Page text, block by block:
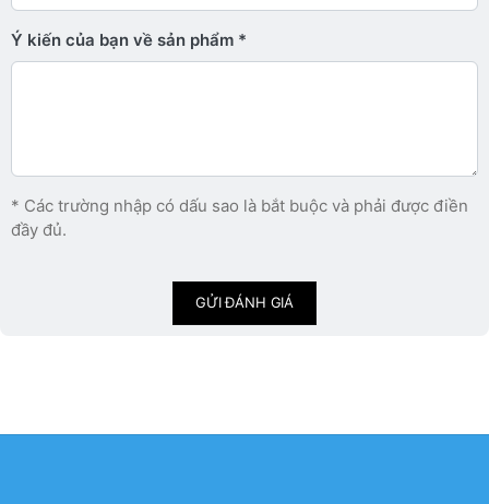
Ý kiến ​​của bạn về sản phẩm
* Các trường nhập có dấu sao là bắt buộc và phải được điền
đầy đủ.
GỬI ĐÁNH GIÁ